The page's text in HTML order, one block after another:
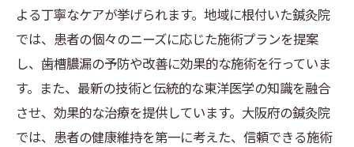
よる丁寧なケアが挙げられます。地域に根付いた鍼灸院
では、患者の個々のニーズに応じた施術プランを提案
し、歯槽膿漏の予防や改善に効果的な施術を行っていま
す。また、最新の技術と伝統的な東洋医学の知識を融合
させ、効果的な治療を提供しています。大阪府の鍼灸院
では、患者の健康維持を第一に考えた、信頼できる施術